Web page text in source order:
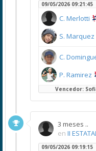
09/05/2026 09:21:45
C. Merlotti
S. Marquez
C.
P. Ramirez
Vencedor:
3 meses ..
en II
09/05/2026 09:19:15